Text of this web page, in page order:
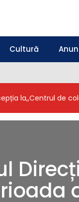
Cultură
la,,Centrul de